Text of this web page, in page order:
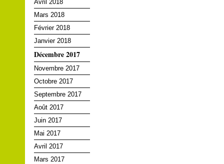
Avril 2018
Mars 2018
Février 2018
Janvier 2018
Décembre 2017
Novembre 2017
Octobre 2017
Septembre 2017
Août 2017
Juin 2017
Mai 2017
Avril 2017
Mars 2017